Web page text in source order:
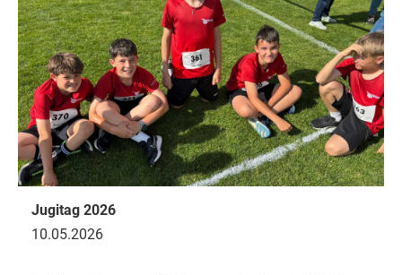
Jugitag 2026
10.05.2026